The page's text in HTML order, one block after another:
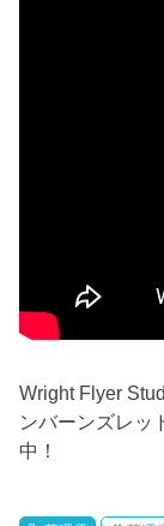
Wright Flyer
ンバーンズレッ
中！